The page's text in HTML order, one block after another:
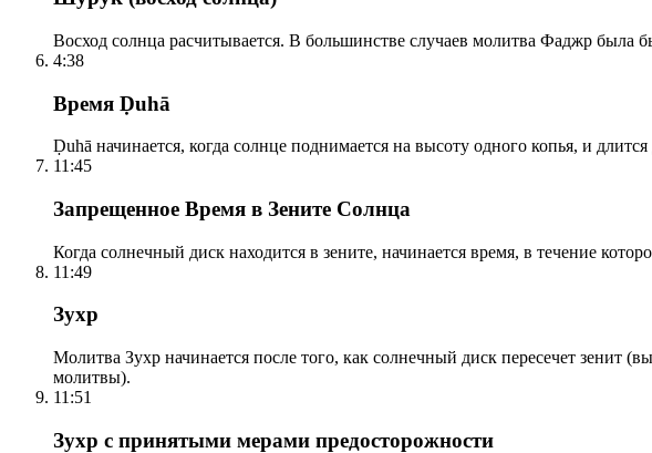
Восход солнца расчитывается. В большинстве случаев молитва Фаджр была
4:38
Время Ḍuhā
Ḍuhā начинается, когда солнце поднимается на высоту одного копья, и
11:45
Запрещенное Время в Зените Солнца
Когда солнечный диск находится в зените, начинается время, в течение
11:49
Зухр
Молитва Зухр начинается после того, как солнечный диск пересечет зенит
молитвы).
11:51
Зухр с принятыми мерами предосторожности